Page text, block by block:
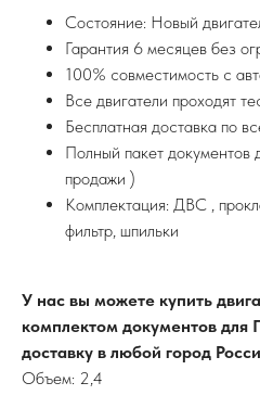
Состояние: Новый
Гарантия 6 месяцев без
100% совместимость с
Все двигатели проходят
Бесплатная доставка по
Полный пакет
продажи )
Комплектация: ДВС ,
фильтр, шпильки
У нас вы можете купить
комплектом документов для
доставку в любой город
Объем: 2,4